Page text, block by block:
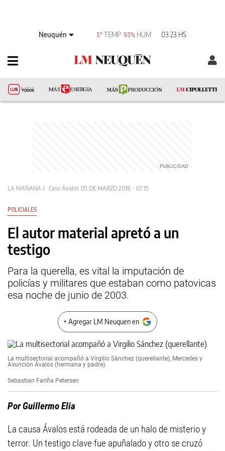
Neuquén 5°TEMP 93% HUM 03:23 HS
LA MAÑANA Caso Ávalos 05 DE MARZO 2018 - 07:15
POLICIALES
El autor material apretó a un
testigo
Para la querella, es vital la imputación de
policías y militares que estaban como patovicas
esa noche de junio de 2003.
+ Agregar LM Neuquen en
La multisectorial acompañó a Virgilio Sánchez (querellante), Mercedes y
Asunción Ávalos (hermana y padre).
Sebastian Fariña Petersen
Por Guillermo Elia
La causa Ávalos está rodeada de un halo de misterio y
terror. Un testigo clave fue apuñalado y otro se cruzó